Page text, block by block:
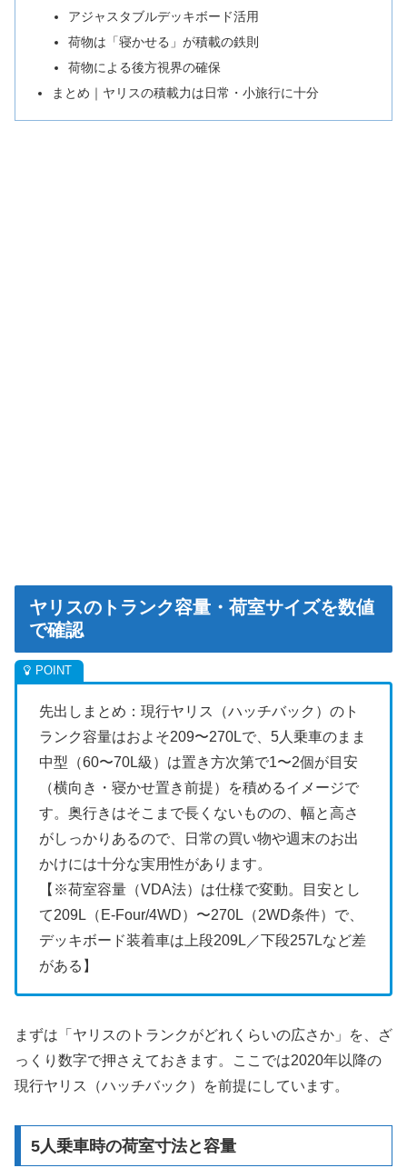
アジャスタブルデッキボード活用
荷物は「寝かせる」が積載の鉄則
荷物による後方視界の確保
まとめ｜ヤリスの積載力は日常・小旅行に十分
ヤリスのトランク容量・荷室サイズを数値
で確認
先出しまとめ：現行ヤリス（ハッチバック）のト
ランク容量はおよそ209〜270Lで、5人乗車のまま
中型（60〜70L級）は置き方次第で1〜2個が目安
（横向き・寝かせ置き前提）を積めるイメージで
す。奥行きはそこまで長くないものの、幅と高さ
がしっかりあるので、日常の買い物や週末のお出
かけには十分な実用性があります。
【※荷室容量（VDA法）は仕様で変動。目安とし
て209L（E-Four/4WD）〜270L（2WD条件）で、
デッキボード装着車は上段209L／下段257Lなど差
がある】
まずは「ヤリスのトランクがどれくらいの広さか」を、ざ
っくり数字で押さえておきます。ここでは2020年以降の
現行ヤリス（ハッチバック）を前提にしています。
5人乗車時の荷室寸法と容量